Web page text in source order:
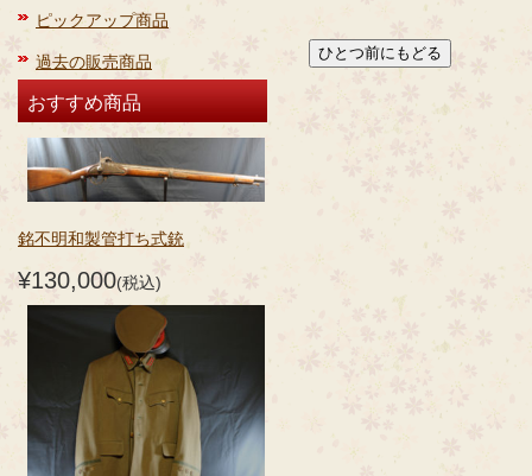
ピックアップ商品
過去の販売商品
おすすめ商品
銘不明和製管打ち式銃
¥130,000(税込)